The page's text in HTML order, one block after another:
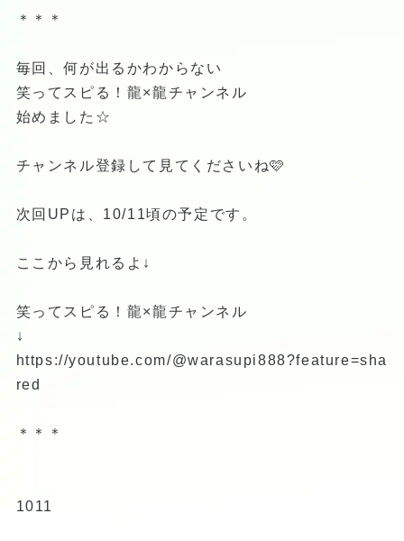
＊＊＊
毎回、何が出るかわからない
笑ってスピる！龍×龍チャンネル
始めました☆
チャンネル登録して見てくださいね🩷
次回UPは、10/11頃の予定です。
ここから見れるよ↓
笑ってスピる！龍×龍チャンネル
↓
https://youtube.com/@warasupi888?feature=sha
red
＊＊＊
1011